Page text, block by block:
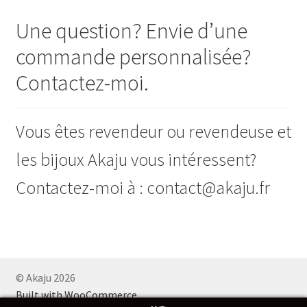
E Boutique
Points de vente
Événements
Contact
Une question? Envie d’une
commande personnalisée?
Contactez-moi.
Vous êtes revendeur ou revendeuse et
les bijoux Akaju vous intéressent?
Contactez-moi à : contact@akaju.fr
© Akaju 2026
Built with WooCommerce.